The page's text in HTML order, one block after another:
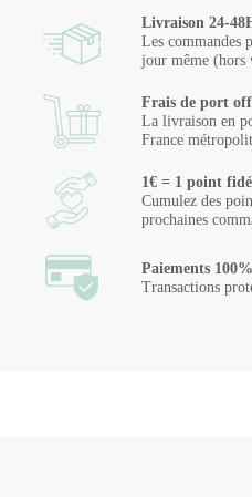
Livraison 24-
Les commandes
jour même (hors
Frais de port
La livraison en
France
1€ = 1 point
Cumulez des
prochaines
Paiements
Transactions